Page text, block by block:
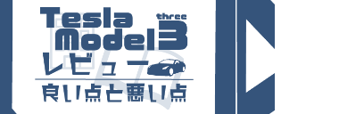
の考え方
2026.06.09